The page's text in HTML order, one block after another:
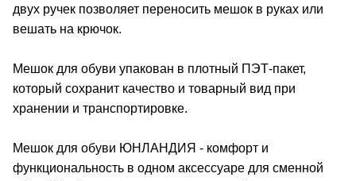
двух ручек позволяет переносить мешок в руках или
вешать на крючок.
Мешок для обуви упакован в плотный ПЭТ-пакет,
который сохранит качество и товарный вид при
хранении и транспортировке.
Мешок для обуви ЮНЛАНДИЯ - комфорт и
функциональность в одном аксессуаре для сменной